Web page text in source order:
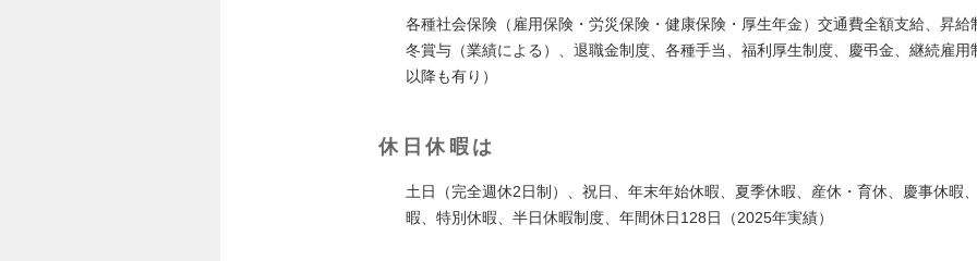
各種社会保険（雇用保険・労災保険・健康保険・厚生年金）交通費全額支給、昇給
冬賞与（業績による）、退職金制度、各種手当、福利厚生制度、慶弔金、継続雇用
以降も有り）
休日休暇は
土日（完全週休2日制）、祝日、年末年始休暇、夏季休暇、産休・育休、慶事休暇
暇、特別休暇、半日休暇制度、年間休日128日（2025年実績）